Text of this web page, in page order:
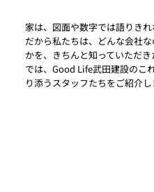
家は、図面や数字では語りきれ
だから私たちは、どんな会社
かを、きちんと知っていただ
では、Good Life武田建設のこ
り添うスタッフたちをご紹介し